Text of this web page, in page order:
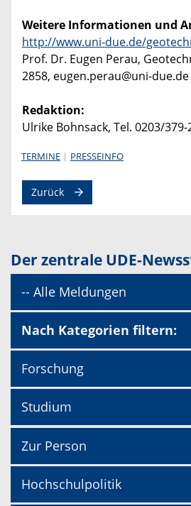
Weitere Informationen und
http://www.uni-due.de/
Prof. Dr. Eugen Perau,
2858, eugen.perau@uni-due.de
Redaktion:
Ulrike Bohnsack, Tel. 0203/379-
TERMINE PRESSEINFO
Zurück
Der zentrale UDE-
-- Alle Meldungen
Nach Kategorien filtern:
Forschung
Studium
Zur Person
Hochschulpolitik